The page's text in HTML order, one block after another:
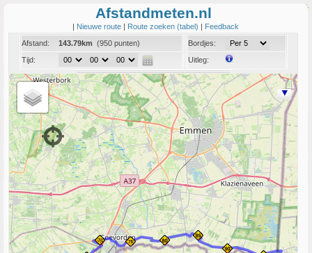
Afstandmeten.nl
| Nieuwe route | Route zoeken (tabel) | Feedback
Afstand:
143.79km (950 punten)
Tijd:
Bordjes:
Uitleg:
Coord:
Info:Link naar deze route